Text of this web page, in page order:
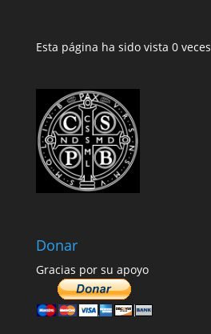
Esta página ha sido vista 0
Donar
Gracias por su apoyo